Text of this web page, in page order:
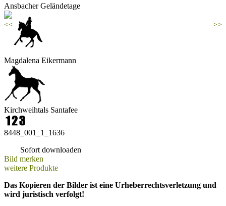
Ansbacher Geländetage
<< >>
Magdalena Eikermann
Kirchweihtals Santafee
8448_001_1_1636
Sofort downloaden
Bild merken
weitere Produkte
Das Kopieren der Bilder ist eine Urheberrechtsverletzung und
wird juristisch verfolgt!